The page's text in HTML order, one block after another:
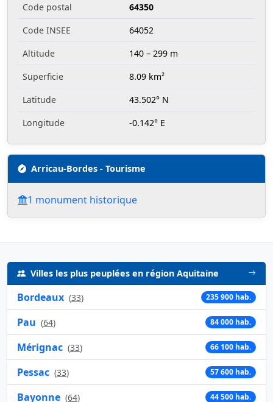
Code postal
64350
Code INSEE
64052
Altitude
140 – 299 m
Superficie
8.09 km²
Latitude
43.502° N
Longitude
-0.142° E
Arricau-Bordes - Tourisme
1 monument historique
Villes les plus peuplées en région Aquitaine
Bordeaux (33) 235 900 hab.
Pau (64) 84 000 hab.
Mérignac (33) 66 100 hab.
Pessac (33) 57 600 hab.
Bayonne (64) 44 500 hab.